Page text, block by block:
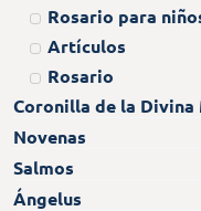
Rosario para
Artículos
Rosario
Coronilla de la
Novenas
Salmos
Ángelus